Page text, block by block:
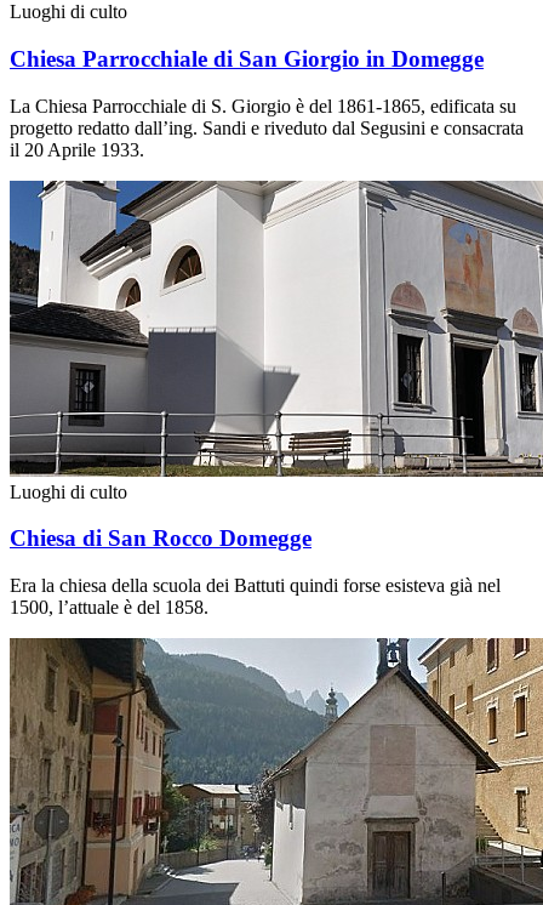
Luoghi di culto
Chiesa Parrocchiale di San Giorgio in Domegge
La Chiesa Parrocchiale di S. Giorgio è del 1861-1865, edificata su
progetto redatto dall’ing. Sandi e riveduto dal Segusini e consacrata
il 20 Aprile 1933.
Luoghi di culto
Chiesa di San Rocco Domegge
Era la chiesa della scuola dei Battuti quindi forse esisteva già nel
1500, l’attuale è del 1858.